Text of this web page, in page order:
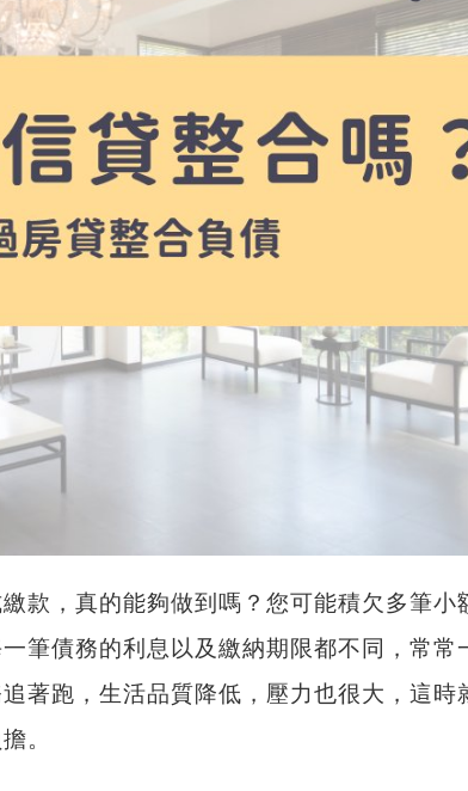
款，真的能夠做到嗎？您可能積欠多筆小
筆債務的利息以及繳納期限都不同，常常
著跑，生活品質降低，壓力也很大，這時
。